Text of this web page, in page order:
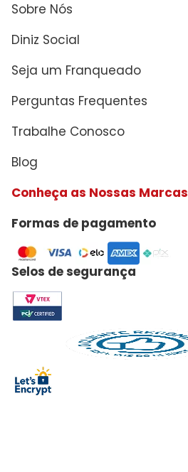
Sobre Nós
Diniz Social
Seja um Franqueado
Perguntas Frequentes
Trabalhe Conosco
Blog
Conheça as Nossas Marcas
Formas de pagamento
Selos de segurança